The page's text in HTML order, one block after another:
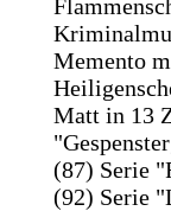
Memento
Matt in 13
(87) Serie
(92) Serie